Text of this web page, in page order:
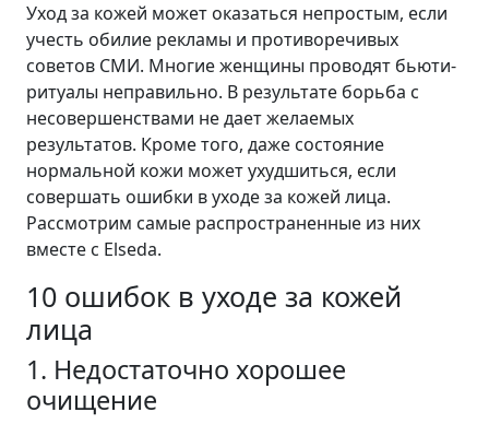
Уход за кожей может оказаться непростым, если
учесть обилие рекламы и противоречивых
советов СМИ. Многие женщины проводят бьюти-
ритуалы неправильно. В результате борьба с
несовершенствами не дает желаемых
результатов. Кроме того, даже состояние
нормальной кожи может ухудшиться, если
совершать ошибки в уходе за кожей лица.
Рассмотрим самые распространенные из них
вместе с Elseda.
10 ошибок в уходе за кожей
лица
1. Недостаточно хорошее
очищение